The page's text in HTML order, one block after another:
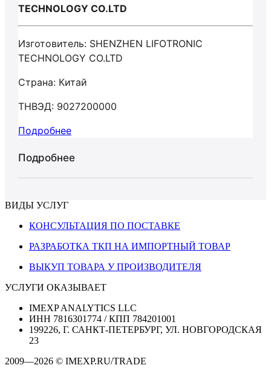
TECHNOLOGY CO.LTD
Изготовитель: SHENZHEN LIFOTRONIC
TECHNOLOGY CO.LTD
Страна: Китай
ТНВЭД: 9027200000
Подробнее
Подробнее
ВИДЫ УСЛУГ
КОНСУЛЬТАЦИЯ ПО ПОСТАВКЕ
РАЗРАБОТКА ТКП НА ИМПОРТНЫЙ ТОВАР
ВЫКУП ТОВАРА У ПРОИЗВОДИТЕЛЯ
УСЛУГИ ОКАЗЫВАЕТ
IMEXP ANALYTICS LLC
ИНН 7816301774 / КПП 784201001
199226, Г. САНКТ-ПЕТЕРБУРГ, УЛ. НОВГОРОДСКАЯ
23
2009—2026 © IMEXP.RU/TRADE